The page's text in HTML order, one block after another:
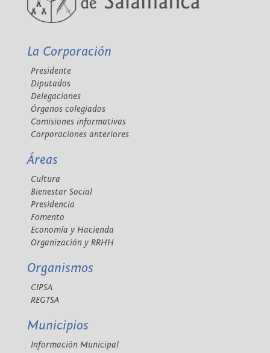
La Corporación
Presidente
Diputados
Delegaciones
Órganos colegiados
Comisiones informativas
Corporaciones anteriores
Áreas
Cultura
Bienestar Social
Presidencia
Fomento
Economía y Hacienda
Organización y RRHH
Organismos
CIPSA
REGTSA
Municipios
Información Municipal